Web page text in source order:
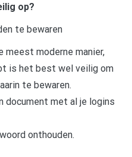
op?
te bewaren
meest moderne manier,
is het best wel veilig om
te bewaren.
document met al je logins
onthouden.